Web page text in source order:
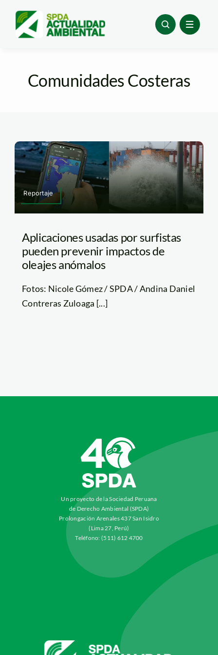
content
Comunidades Costeras
Reportaje
Aplicaciones usadas por surfistas
pueden prevenir impactos de
oleajes anómalos
Fotos: Nicole Gómez / SPDA / Andina Daniel
Contreras Zuloaga [...]
Un proyecto de la Sociedad Peruana
de Derecho Ambiental (SPDA)
Prolongación Arenales 437 San Isidro
(Lima 27, Perú)
Teléfono: (511) 612 4700